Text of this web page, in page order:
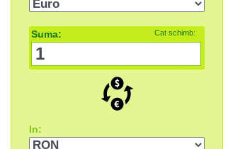
Suma: Cat schimb:
In: